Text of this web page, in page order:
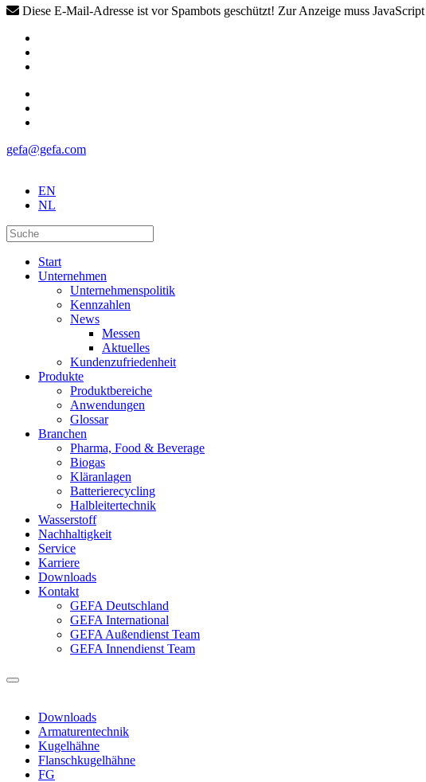
Diese E-Mail-Adresse ist vor Spambots geschützt! Zur Anzeige muss JavaScript
gefa@gefa.com
EN
NL
Start
Unternehmen
Unternehmenspolitik
Kennzahlen
News
Messen
Aktuelles
Kundenzufriedenheit
Produkte
Produktbereiche
Anwendungen
Glossar
Branchen
Pharma, Food & Beverage
Biogas
Kläranlagen
Batterierecycling
Halbleitertechnik
Wasserstoff
Nachhaltigkeit
Service
Karriere
Downloads
Kontakt
GEFA Deutschland
GEFA International
GEFA Außendienst Team
GEFA Innendienst Team
Downloads
Armaturentechnik
Kugelhähne
Flanschkugelhähne
FG